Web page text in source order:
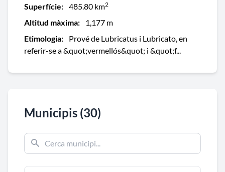
Superfície: 485.80 km2
Altitud màxima:
1,177 m
Etimologia:
Prové de Lubricatus i Lubricato, en
referir-se a &quot;vermellós&quot; i &quot;f...
Municipis (30)